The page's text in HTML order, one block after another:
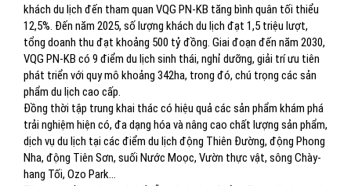
khách du lịch đến tham quan VQG PN-KB tăng bình quân tối thiểu
12,5%. Đến năm 2025, số lượng khách du lịch đạt 1,5 triệu lượt,
tổng doanh thu đạt khoảng 500 tỷ đồng. Giai đoạn đến năm 2030,
VQG PN-KB có 9 điểm du lịch sinh thái, nghỉ dưỡng, giải trí ưu tiên
phát triển với quy mô khoảng 342ha, trong đó, chú trọng các sản
phẩm du lịch cao cấp.
Đồng thời tập trung khai thác có hiệu quả các sản phẩm khám phá
trải nghiệm hiện có, đa dạng hóa và nâng cao chất lượng sản phẩm,
dịch vụ du lịch tại các điểm du lịch động Thiên Đường, động Phong
Nha, động Tiên Sơn, suối Nước Moọc, Vườn thực vật, sông Chày-
hang Tối, Ozo Park…